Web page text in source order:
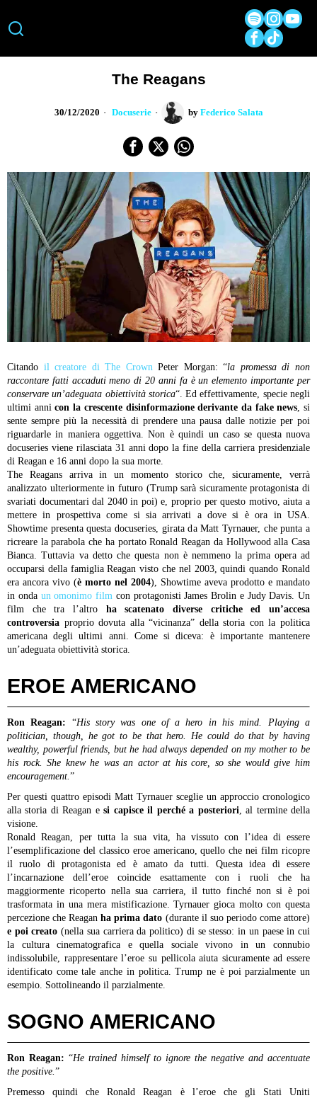
The Reagans
30/12/2020 Docuserie by Federico Salata
Citando il creatore di The Crown Peter Morgan: “la promessa di non
raccontare fatti accaduti meno di 20 anni fa è un elemento importante per
conservare un’adeguata obiettività storica“. Ed effettivamente, specie negli
ultimi annicon la crescente disinformazione derivante da fake news , si
sente sempre più la necessità di prendere una pausa dalle notizie per poi
riguardarle in maniera oggettiva. Non è quindi un caso se questa nuova
docuseries viene rilasciata 31 anni dopo la fine della carriera presidenziale
di Reagan e 16 anni dopo la sua morte.
The Reagans arriva in un momento storico che, sicuramente, verrà
analizzato ulteriormente in futuro (Trump sarà sicuramente protagonista di
svariati documentari dal 2040 in poi) e, proprio per questo motivo, aiuta a
mettere in prospettiva come si sia arrivati a dove si è ora in USA.
Showtime presenta questa docuseries, girata da Matt Tyrnauer, che punta a
ricreare la parabola che ha portato Ronald Reagan da Hollywood alla Casa
Bianca. Tuttavia va detto che questa non è nemmeno la prima opera ad
occuparsi della famiglia Reagan visto che nel 2003, quindi quando Ronald
era ancora vivo (è morto nel 2004), Showtime aveva prodotto e mandato
in onda un omonimo film con protagonisti James Brolin e Judy Davis. Un
film che tra l’altro ha scatenato diverse critiche ed un’accesa
controversia proprio dovuta alla “vicinanza” della storia con la politica
americana degli ultimi anni. Come si diceva: è importante mantenere
un’adeguata obiettività storica.
EROE AMERICANO
Ron Reagan: “His story was one of a hero in his mind. Playing a
politician, though, he got to be that hero. He could do that by having
wealthy, powerful friends, but he had always depended on my mother to be
his rock. She knew he was an actor at his core, so she would give him
encouragement. ”
Per questi quattro episodi Matt Tyrnauer sceglie un approccio cronologico
alla storia di Reagan esi capisce il perché a posteriori , al termine della
visione.
Ronald Reagan, per tutta la sua vita, ha vissuto con l’idea di essere
l’esemplificazione del classico eroe americano, quello che nei film ricopre
il ruolo di protagonista ed è amato da tutti. Questa idea di essere
l’incarnazione dell’eroe coincide esattamente con i ruoli che ha
maggiormente ricoperto nella sua carriera, il tutto finché non si è poi
trasformata in una mera mistificazione. Tyrnauer gioca molto con questa
percezione che Reaganha prima dato (durante il suo periodo come attore)
e poi creato (nella sua carriera da politico) di se stesso: in un paese in cui
la cultura cinematografica e quella sociale vivono in un connubio
indissolubile, rappresentare l’eroe su pellicola aiuta sicuramente ad essere
identificato come tale anche in politica. Trump ne è poi parzialmente un
esempio. Sottolineando il parzialmente.
SOGNO AMERICANO
Ron Reagan: “He trained himself to ignore the negative and accentuate
the positive. ”
Premesso quindi che Ronald Reagan è l’eroe che gli Stati Uniti